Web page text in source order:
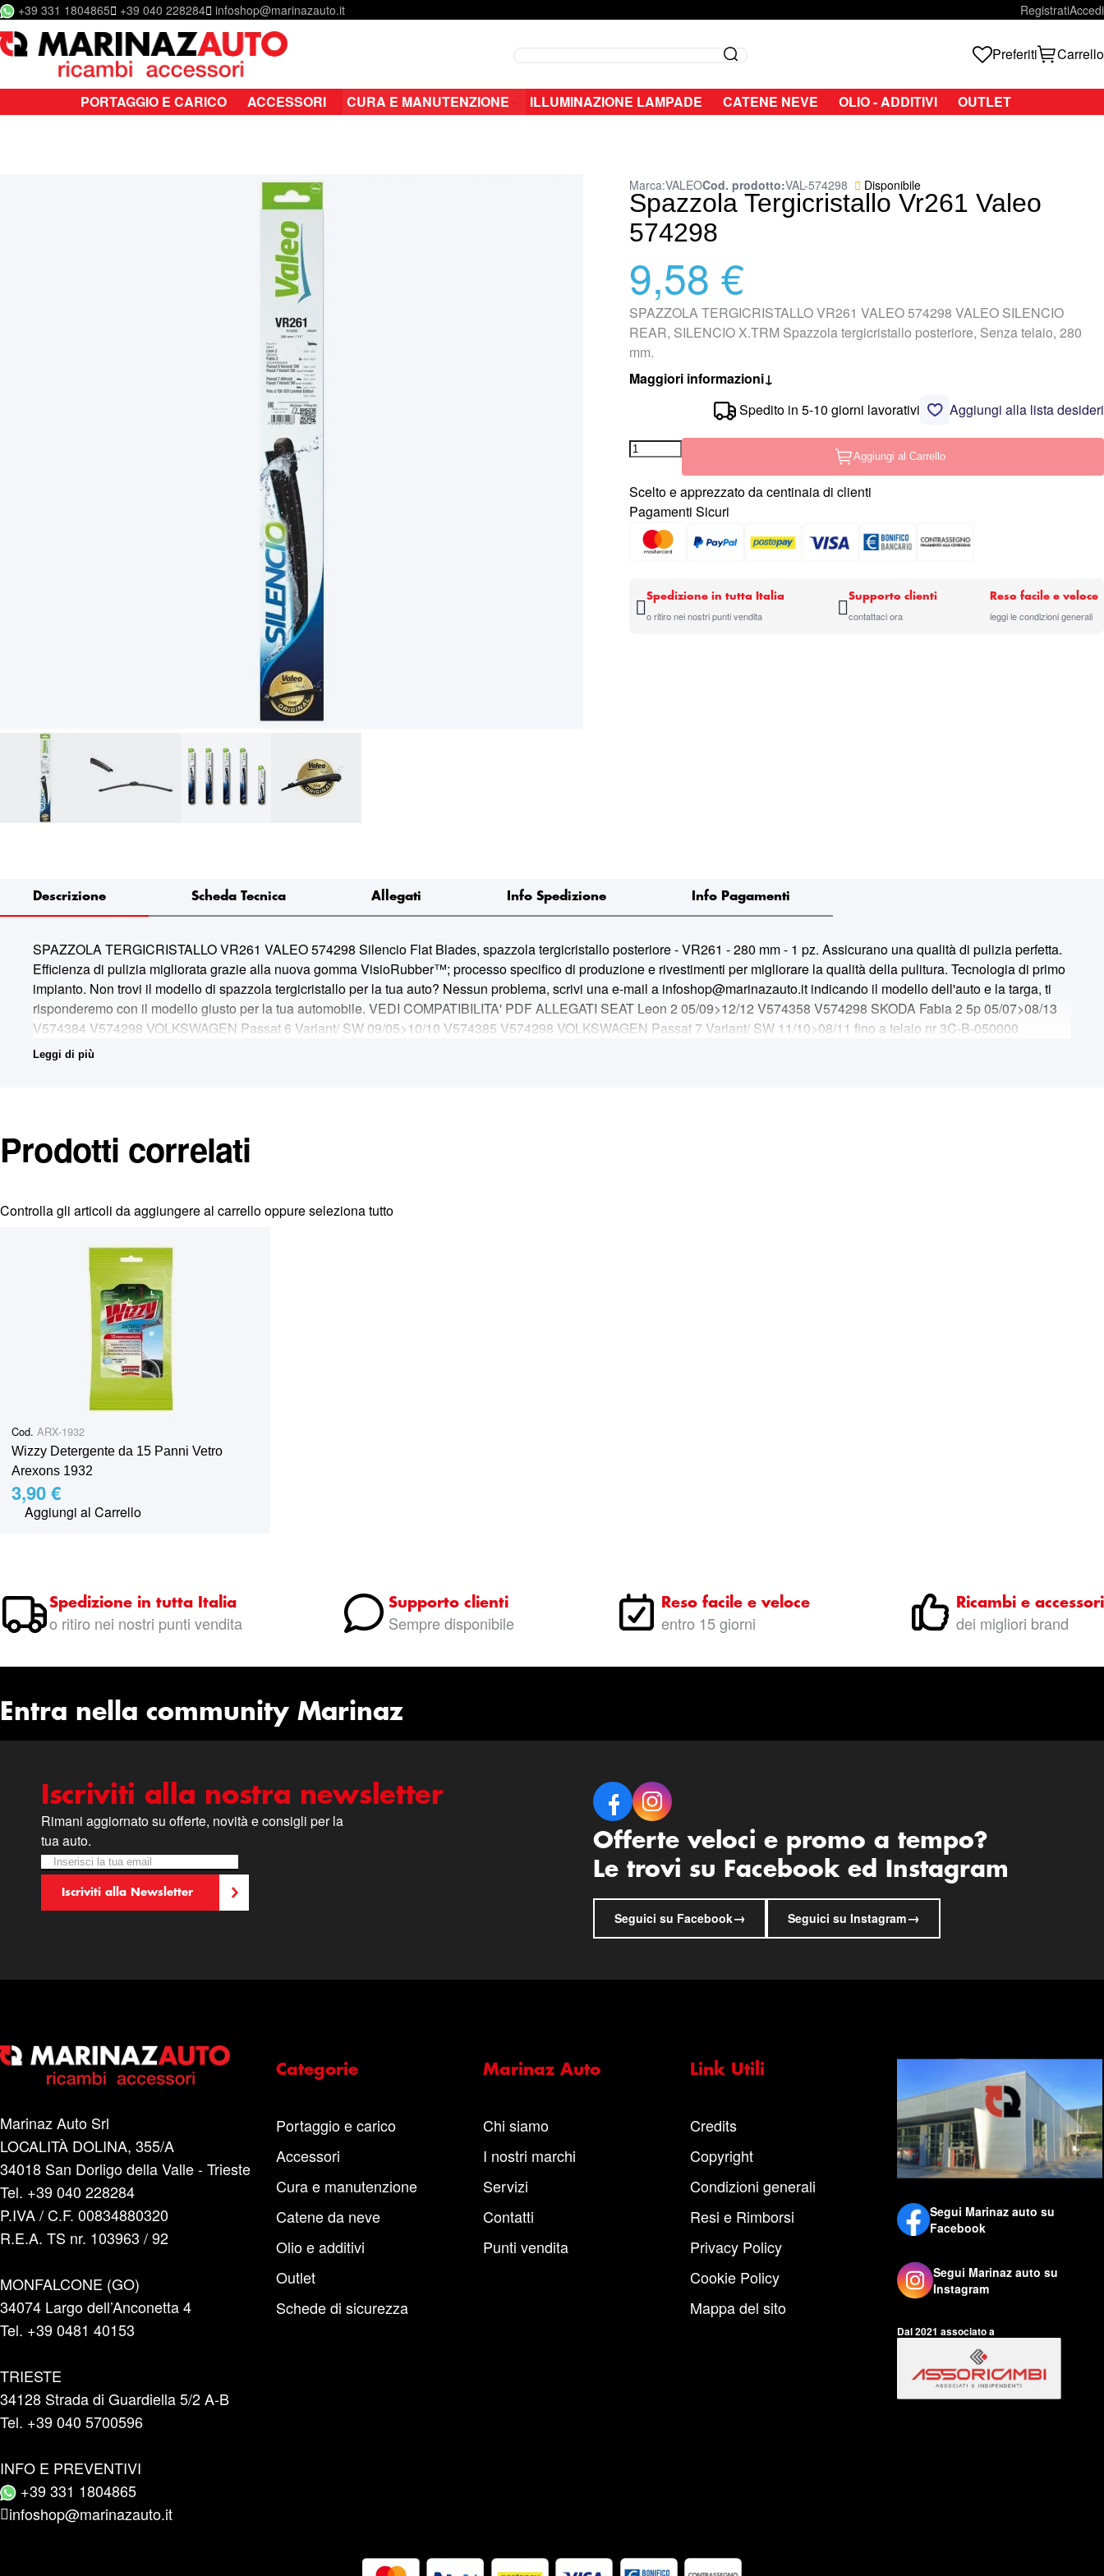
Salta al contenuto
+39 331 1804865 +39 040 228284 infoshop@marinazauto.it RegistratiAccedi
Search Search Preferiti Carrello
PORTAGGIO E CARICO ACCESSORI CURA E MANUTENZIONE ILLUMINAZIONE LAMPADE CATENE NEVE OLIO - ADDITIVI OUTLET
Spazzola Tergicristallo Vr261 Valeo
574298
Disponibile
Marca:VALEOCod. prodotto VAL-574298
9,58 €
SPAZZOLA TERGICRISTALLO VR261 VALEO 574298 VALEO SILENCIO
REAR, SILENCIO X.TRM Spazzola tergicristallo posteriore, Senza telaio, 280
mm.
Maggiori informazioni↓
Aggiungi alla lista desideri
Spedito in 5-10 giorni lavorativi
Aggiungi al Carrello
Scelto e apprezzato da centinaia di clienti
Pagamenti Sicuri
Spedizione in tutta Italia
o ritiro nei nostri punti vendita
Supporto clienti
contattaci ora
Reso facile e veloce
leggi le condizioni generali
Descrizione
SPAZZOLA TERGICRISTALLO VR261 VALEO 574298 Silencio Flat Blades, spazzola tergicristallo posteriore - VR261 - 280 mm - 1 pz. Assicurano una qualità di pulizia perfetta.
Efficienza di pulizia migliorata grazie alla nuova gomma VisioRubber™; processo specifico di produzione e rivestimenti per migliorare la qualità della pulitura. Tecnologia di primo
impianto. Non trovi il modello di spazzola tergicristallo per la tua auto? Nessun problema, scrivi una e-mail a infoshop@marinazauto.it indicando il modello dell'auto e la targa, ti
risponderemo con il modello giusto per la tua automobile. VEDI COMPATIBILITA' PDF ALLEGATI SEAT Leon 2 05/09>12/12 V574358 V574298 SKODA Fabia 2 5p 05/07>08/13
V574384 V574298 VOLKSWAGEN Passat 6 Variant/ SW 09/05>10/10 V574385 V574298 VOLKSWAGEN Passat 7 Variant/ SW 11/10>08/11 fino a telaio nr 3C-B-050000
V574385 V574298 VOLKSWAGEN Passat 7 Alltrack sw 03/12>04/15 V574476 V574298 VOLKSWAGEN Passat 7 Variant/ SW sw 09/11>10/14 dopo telaio nr 3C-B-200001
Leggi di più
Scheda Tecnica Allegati Info Spedizione Info Pagamenti
Prodotti correlati
Controlla gli articoli da aggiungere al carrello oppureseleziona tutto
Cod. ARX-1932
Wizzy Detergente da 15 Panni Vetro
Arexons 1932
3,90 €
Aggiungi al Carrello
Spedizione in tutta Italia
o ritiro nei nostri punti vendita
Supporto clienti
Sempre disponibile
Reso facile e veloce
entro 15 giorni
Ricambi e accessori
dei migliori brand
Entra nella community Marinaz
Iscriviti alla nostra newsletter
Rimani aggiornato su offerte, novità e consigli per la
tua auto.
Newsletter
Iscriviti alla nostra Newsletter:
Iscriviti alla Newsletter
Offerte veloci e promo a tempo?
Le trovi su Facebook ed Instagram
Seguici su Facebook→ Seguici su Instagram→
Marinaz Auto Srl
LOCALITÀ DOLINA, 355/A
34018 San Dorligo della Valle - Trieste
Tel. +39 040 228284
P.IVA / C.F. 00834880320
R.E.A. TS nr. 103963 / 92
MONFALCONE (GO)
34074 Largo dell’Anconetta 4
Tel. +39 0481 40153
TRIESTE
34128 Strada di Guardiella 5/2 A-B
Tel. +39 040 5700596
INFO E PREVENTIVI
+39 331 1804865
infoshop@marinazauto.it
Categorie
Portaggio e carico
Accessori
Cura e manutenzione
Catene da neve
Olio e additivi
Outlet
Schede di sicurezza
Marinaz Auto
Chi siamo
I nostri marchi
Servizi
Contatti
Punti vendita
Link Utili
Credits
Copyright
Condizioni generali
Resi e Rimborsi
Privacy Policy
Cookie Policy
Mappa del sito
Segui Marinaz auto su
Facebook
Segui Marinaz auto su
Instagram
Dal 2021 associato a